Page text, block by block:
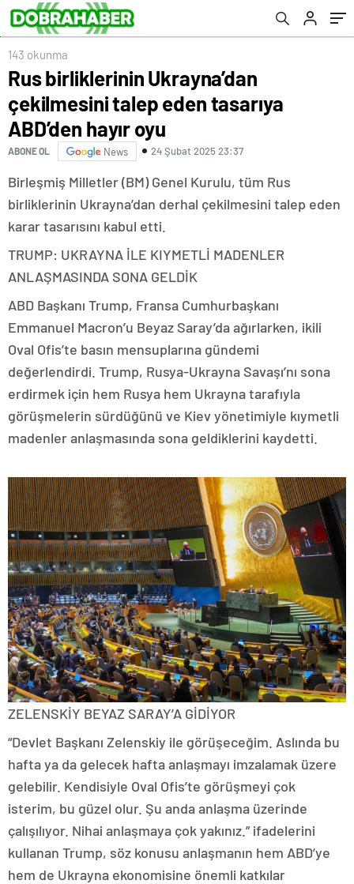
143 okunma
Rus birliklerinin Ukrayna’dan
çekilmesini talep eden tasarıya
ABD’den hayır oyu
ABONE OL News 24 Şubat 2025 23:37
Birleşmiş Milletler (BM) Genel Kurulu, tüm Rus
birliklerinin Ukrayna’dan derhal çekilmesini talep eden
karar tasarısını kabul etti.
TRUMP: UKRAYNA İLE KIYMETLİ MADENLER
ANLAŞMASINDA SONA GELDİK
ABD Başkanı Trump, Fransa Cumhurbaşkanı
Emmanuel Macron’u Beyaz Saray’da ağırlarken, ikili
Oval Ofis’te basın mensuplarına gündemi
değerlendirdi. Trump, Rusya-Ukrayna Savaşı’nı sona
erdirmek için hem Rusya hem Ukrayna tarafıyla
görüşmelerin sürdüğünü ve Kiev yönetimiyle kıymetli
madenler anlaşmasında sona geldiklerini kaydetti.
ZELENSKİY BEYAZ SARAY’A GİDİYOR
“Devlet Başkanı Zelenskiy ile görüşeceğim. Aslında bu
hafta ya da gelecek hafta anlaşmayı imzalamak üzere
gelebilir. Kendisiyle Oval Ofis’te görüşmeyi çok
isterim, bu güzel olur. Şu anda anlaşma üzerinde
çalışılıyor. Nihai anlaşmaya çok yakınız.” ifadelerini
kullanan Trump, söz konusu anlaşmanın hem ABD’ye
hem de Ukrayna ekonomisine önemli katkılar